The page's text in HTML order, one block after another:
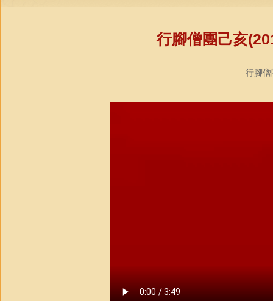
行腳僧團己亥
行腳僧